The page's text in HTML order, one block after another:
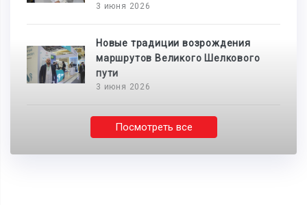
3 июня 2026
Новые традиции возрождения
маршрутов Великого Шелкового
пути
3 июня 2026
Посмотреть все